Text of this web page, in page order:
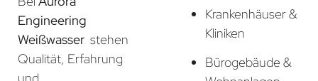
Engineering
Weißwasser stehen
Qualität, Erfahrung
Krankenhäuser &
Kliniken
Bürogebäude &